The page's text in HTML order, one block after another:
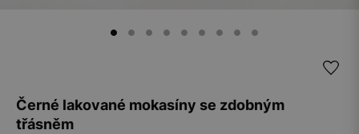
Černé lakované mokasíny se zdobným
třásněm